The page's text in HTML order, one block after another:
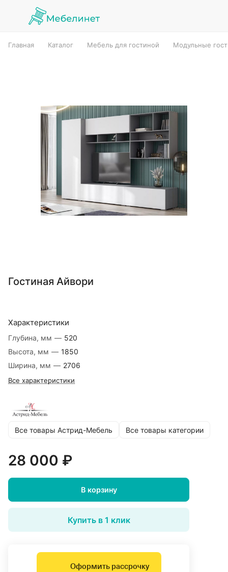
Главная Каталог Мебель для гостиной Модульные
Гостиная Айвори
Характеристики
Глубина, мм — 520
Высота, мм — 1850
Ширина, мм — 2706
Все характеристики
Все товары Астрид-Мебель Все товары категории
28 000 ₽
В корзину
Купить в 1 клик
Оформить рассрочку